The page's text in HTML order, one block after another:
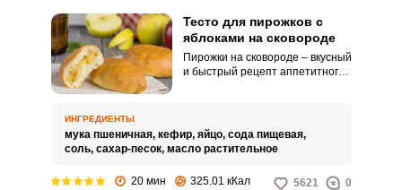
Тесто для пирожков с
яблоками на сковороде
Пирожки на сковороде – вкусный
и быстрый рецепт аппетитного
рецепт теста, чтобы оно не
развалилось, не прилипало и не
было слишком постным.
ИНГРЕДИЕНТЫ
мука пшеничная, кефир, яйцо, сода пищевая,
соль, сахар-песок, масло растительное
20 мин 325.01 кКал 5621 0